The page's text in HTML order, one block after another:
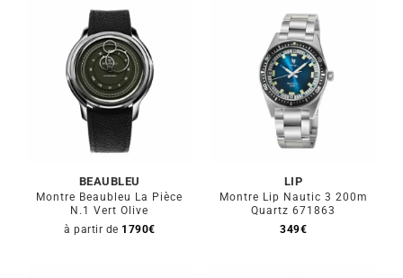
BEAUBLEU
Montre Beaubleu La Pièce
N.1 Vert Olive
à partir de 1790€
LIP
Montre Lip Nautic 3 200m
Quartz 671863
349€